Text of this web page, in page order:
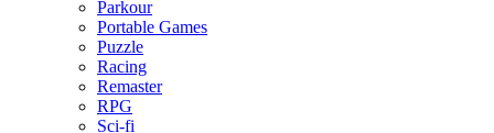
Parkour
Portable Games
Puzzle
Racing
Remaster
RPG
Sci-fi